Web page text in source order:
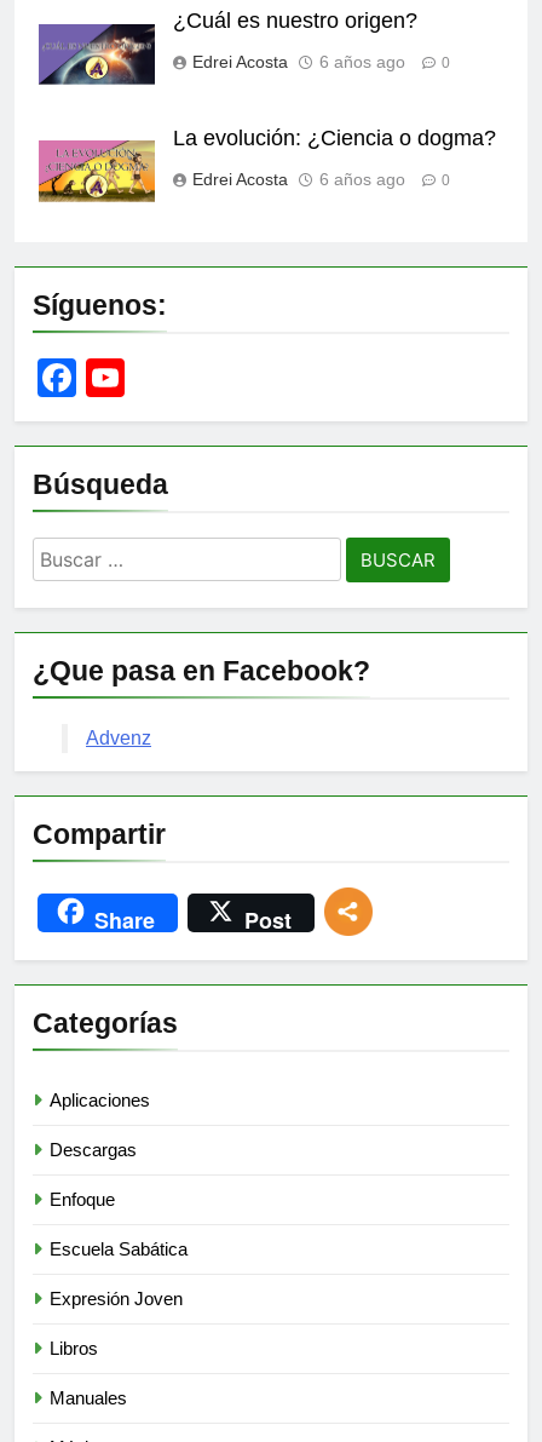
¿Cuál es nuestro origen?
Edrei Acosta 6 años ago 0
La evolución: ¿Ciencia o dogma?
Edrei Acosta 6 años ago 0
Síguenos:
Facebook
Channel
Búsqueda
Buscar:
¿Que pasa en Facebook?
Advenz
Compartir
Share Post
Categorías
Aplicaciones
Descargas
Enfoque
Escuela Sabática
Expresión Joven
Libros
Manuales